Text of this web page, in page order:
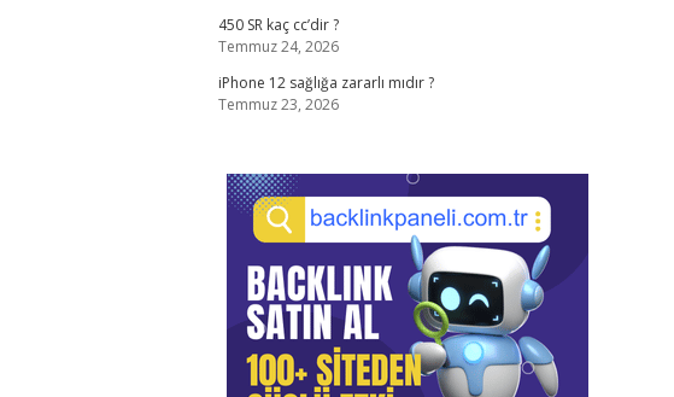
450 SR kaç cc’dir ?
Temmuz 24, 2026
iPhone 12 sağlığa zararlı mıdır ?
Temmuz 23, 2026